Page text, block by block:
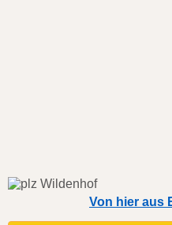
Von hier aus